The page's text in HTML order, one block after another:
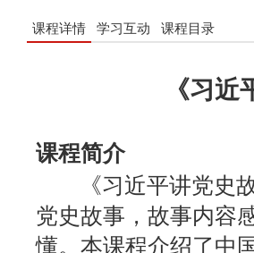
课程详情 学习互动 课程目录
《习
课程简介
《习近平讲党史故
党史故事，故事内容
懂。本课程介绍了中